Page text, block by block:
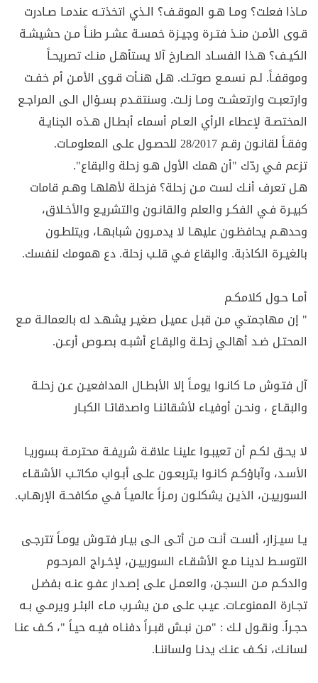
مـاذا فعلت؟ ومـا هـو الموقـف؟ الـذي اتخذتـه عندمـا صـادرت
قـوى الأمـن منـذ فتـرة وجيـزة خمسـة عشـر طنـاً مـن حشيشـة
الكيـف؟ هـذا الفسـاد الصـارخ آلا يستأهـل منـك تصريحـاً
وموقفـاً. لـم نسمـع صوتـك. هـل هنـأت قـوى الأمـن أم خفـت
وارتعبـت وارتعشـت ومـا زلـت. وسنتقـدم بسـؤال الـى المراجـع
المختصـة لإعطاء الرأي العـام أسماء أبطـال هـذه الجنايـة
وفقـاً لقانـون رقـم 28/2017 للحصـول علـى المعلومـات.
تزعم فـي ردّك "أن همك الأول هـو زحلة والبقاع".
هـل تعرف أنـك لست مـن زحلة؟ فزحلة لأهلهـا وهـم قامات
كبيـرة فـي الفكـر والعلم والقانـون والتشريـع والأخـلاق،
وحدهـم يحافظـون عليهـا لا يدمـرون شبابهـا، ويتلطـون
بالغيـرة الكاذبة. والبقاع فـي قلـب زحلة. دع همومك لنفسك.
أمـا حـول كلامكـم
" إن مهاجمتـي مـن قبـل عميـل صغيـر يشهـد له بالعمالـة مـع
المحتـل ضـد أهالـي زحلـة والبقـاع أشبـه بصـوص أرعـن.
آل فتـوش مـا كانـوا يومـاً إلا الأبطـال المدافعيـن عـن زحلـة
والبقـاع ، ونحـن أوفيـاء لأشقائنـا واصدقائـا الكبـار
لا يحـق لكـم أن تعيبـوا علينـا علاقـة شريفـة محترمـة بسوريـا
الأسـد، وآباؤكـم كانـوا يتربعـون علـى أبـواب مكاتـب الأشقـاء
السورييـن، الذيـن يشكلـون رمـزاً عالميـاً فـي مكافحـة الإرهـاب.
يـا سيـزار، ألسـت أنـت مـن أتـى الـى بيـار فتـوش يومـاً تترجـى
التوسـط لدينـا مـع الأشقـاء السورييـن، لإخـراج المرحـوم
والدكـم مـن السجـن، والعمـل علـى إصـدار عفـو عنـه بفضـل
تجـارة الممنوعـات. عيـب علـى مـن يشـرب مـاء البئـر ويرمـي بـه
حجـراُ. ونقـول لـك : "مـن نبـش قبـراً دفنـاه فيـه حيـاً "، كـف عنـا
لسانـك، نكـف عنـك يدنـا ولساننـا.